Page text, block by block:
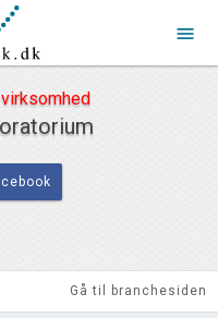
menu
Gå til branchesiden